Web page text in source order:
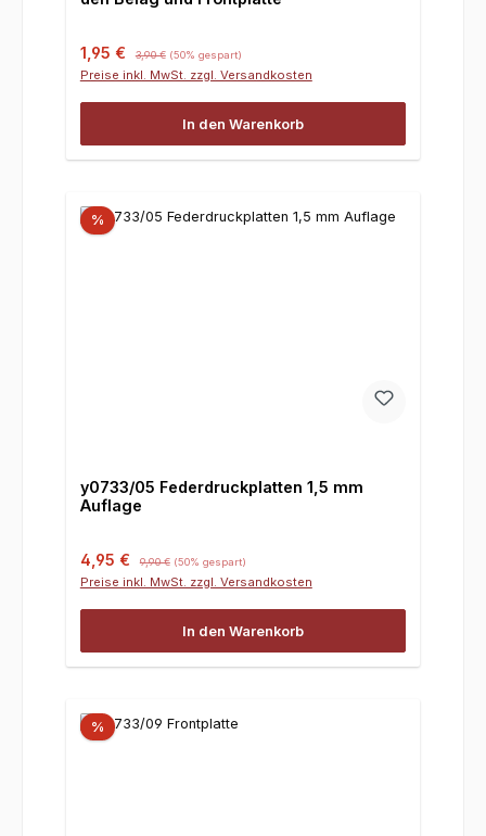
Verkaufspreis:
1,95 € Regulärer Preis:
3,90 € (50% gespart)
Preise inkl. MwSt. zzgl. Versandkosten
In den Warenkorb
%
y0733/05 Federdruckplatten 1,5 mm
Auflage
Verkaufspreis:
4,95 € 9,90 € (50% gespart)
Preise inkl. MwSt. zzgl. Versandkosten
In den Warenkorb
%